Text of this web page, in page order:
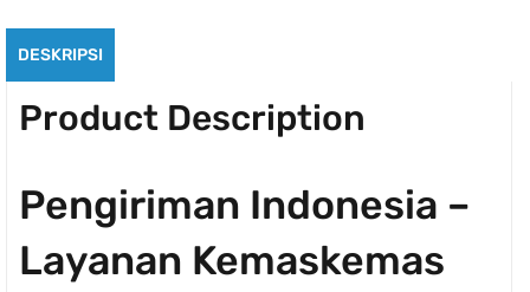
DESKRIPSI
Product Description
Pengiriman Indonesia –
Layanan Kemaskemas